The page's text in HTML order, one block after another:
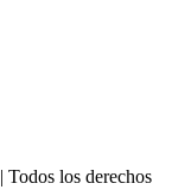
|Todos los derechos